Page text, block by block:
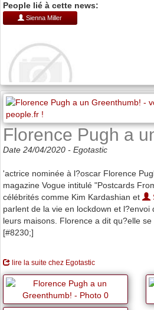
People lié à cette news:
Sienna Miller
Florence Pugh a
Date 24/04/2020 - Egotastic
'actrice nominée à l?oscar Florence
magazine Vogue intitulé "Postcards
célébrités comme Kim Kardashian et
parlent de la vie en lockdown et
leurs maisons. Florence a dit qu?elle
[#8230;]
lire la suite chez Egotastic